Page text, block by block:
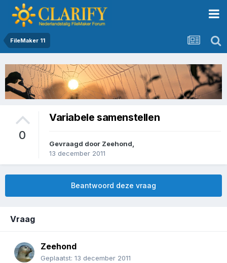
FileMaker 11
0
Variabele samenstellen
Gevraagd door Zeehond
13 december 2011
Beantwoord deze vraag
Vraag
Zeehond
Geplaatst: 13 december 2011